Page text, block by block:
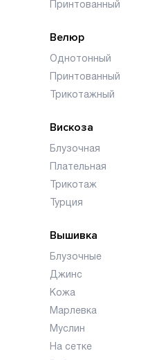
Принтованный
Велюр
Однотонный
Принтованный
Трикотажный
Вискоза
Блузочная
Плательная
Трикотаж
Турция
Вышивка
Блузочные
Джинс
Кожа
Марлевка
Муслин
На сетке